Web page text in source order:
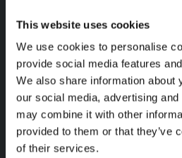
This website uses cookies
We use cookies to personalise
provide social media features
We also share information about
our social media, advertising
may combine it with other
provided to them or that they’ve
of their services.
notre site
S'inscrire en cliquant sur l'
contenu exclusif